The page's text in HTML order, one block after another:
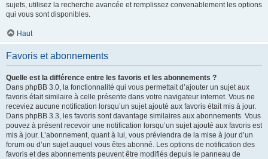
sujets, utilisez la recherche avancée et remplissez convenablement les options
qui vous sont disponibles.
Haut
Favoris et abonnements
Quelle est la différence entre les favoris et les abonnements ?
Dans phpBB 3.0, la fonctionnalité qui vous permettait d’ajouter un sujet aux
favoris était similaire à celle présente dans votre navigateur internet. Vous ne
receviez aucune notification lorsqu’un sujet ajouté aux favoris était mis à jour.
Dans phpBB 3.3, les favoris sont davantage similaires aux abonnements. Vous
pouvez à présent recevoir une notification lorsqu’un sujet ajouté aux favoris est
mis à jour. L’abonnement, quant à lui, vous préviendra de la mise à jour d’un
forum ou d’un sujet auquel vous êtes abonné. Les options de notification des
favoris et des abonnements peuvent être modifiés depuis le panneau de